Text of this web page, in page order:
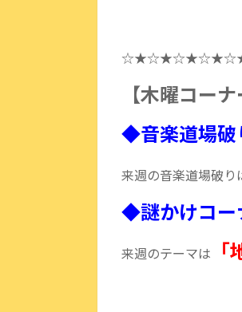
【木曜コーナ
◆音楽道場破
来週の音楽道場破り
◆謎かけコー
来週のテーマは